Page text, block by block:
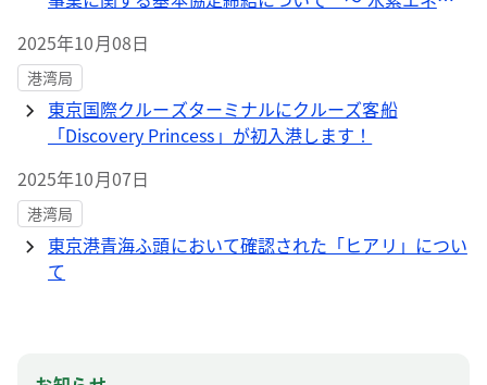
2025年10月08日
港湾局
東京国際クルーズターミナルにクルーズ客船
「Discovery Princess」が初入港します！
2025年10月07日
港湾局
東京港青海ふ頭において確認された「ヒアリ」につい
て